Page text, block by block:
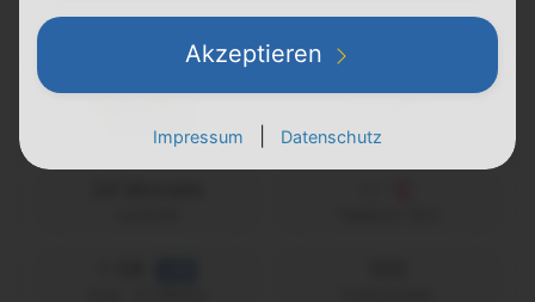
Minuten Tarif 1 GB LTE
Details
Akzeptieren
Impressum Datenschutz